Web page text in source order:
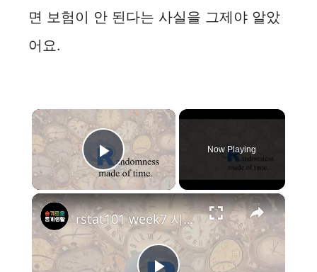
면 보험이 안 된다는 사실을 그제야 알았
어요.
×
Play Video
Now Playing
×
rstat101 week7 시간을 이용한 무작위수 만들기